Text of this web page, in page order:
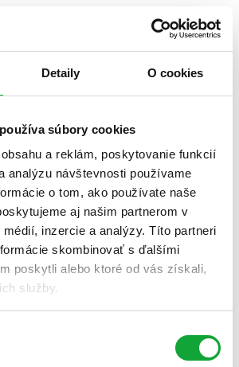
Detaily O cookies
súbory cookies
a reklám, poskytovanie funkcií
analýzu návštevnosti používame
o tom, ako používate naše
aj našim partnerom v
inzercie a analýzy. Títo partneri
skombinovať s ďalšími
poskytli alebo ktoré od vás získali,
služby.